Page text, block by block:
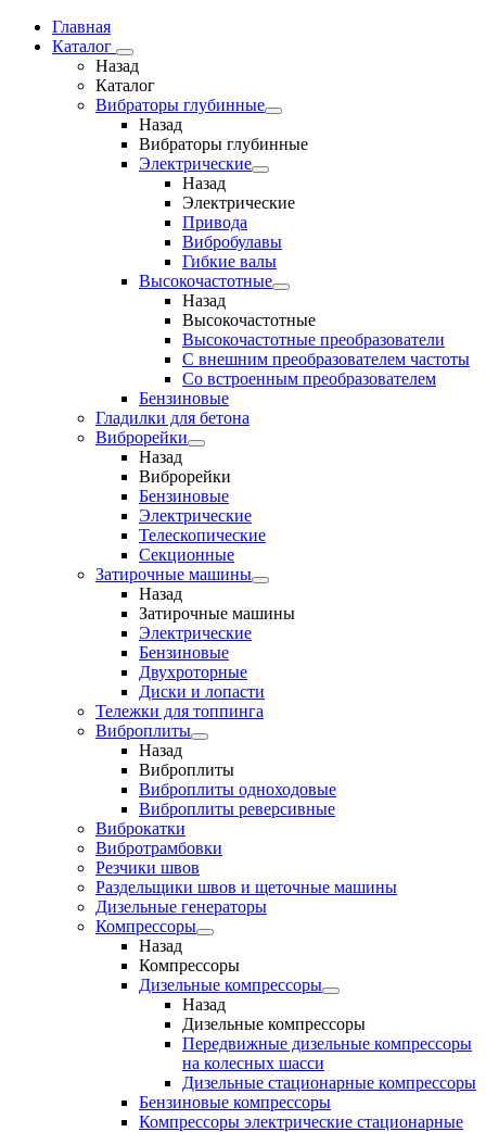
Главная
Каталог
Назад
Каталог
Вибраторы глубинные
Назад
Вибраторы глубинные
Электрические
Назад
Электрические
Привода
Вибробулавы
Гибкие валы
Высокочастотные
Назад
Высокочастотные
Высокочастотные преобразователи
С внешним преобразователем частоты
Cо встроенным преобразователем
Бензиновые
Гладилки для бетона
Виброрейки
Назад
Виброрейки
Бензиновые
Электрические
Телескопические
Секционные
Затирочные машины
Назад
Затирочные машины
Электрические
Бензиновые
Двухроторные
Диски и лопасти
Тележки для топпинга
Виброплиты
Назад
Виброплиты
Виброплиты одноходовые
Виброплиты реверсивные
Виброкатки
Вибротрамбовки
Резчики швов
Раздельщики швов и щеточные машины
Дизельные генераторы
Компрессоры
Назад
Компрессоры
Дизельные компрессоры
Назад
Дизельные компрессоры
Передвижные дизельные компрессоры
на колесных шасси
Дизельные стационарные компрессоры
Бензиновые компрессоры
Компрессоры электрические стационарные